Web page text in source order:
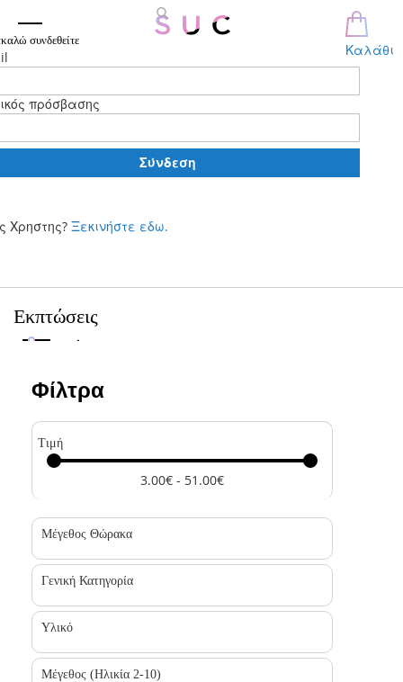
Καλάθι
συνδεθείτε
πρόσβασης
Σύνδεση
Χρηστης? Ξεκινήστε εδω.
περιεχόμενο
Εκπτώσεις
Φίλτρα
Φίλτρα
Τιμή
3.00€ - 51.00€
Μέγεθος Θώρακα
Γενική Κατηγορία
Υλικό
Μέγεθος (Ηλικία 2-10)